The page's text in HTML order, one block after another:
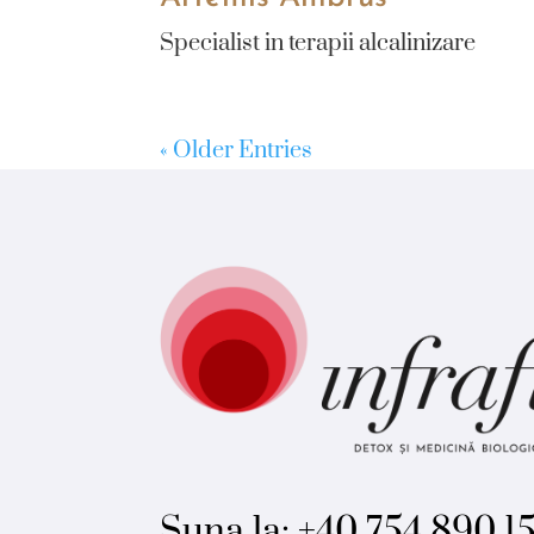
Specialist in terapii alcalinizare
« Older Entries